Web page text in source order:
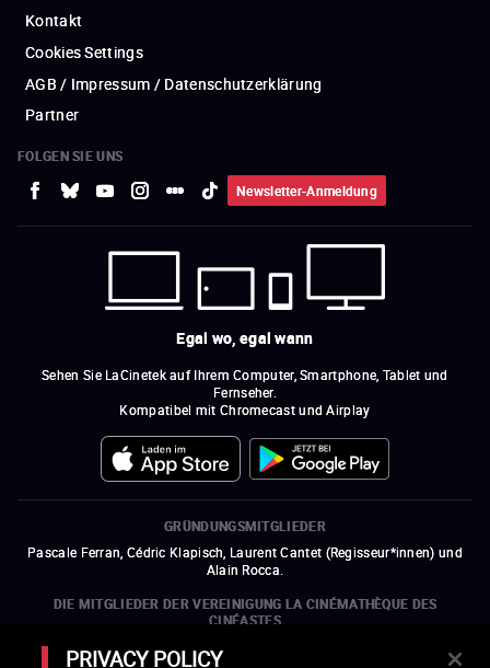
Kontakt
Cookies Settings
AGB / Impressum / Datenschutzerklärung
Partner
FOLGEN SIE UNS
Newsletter-Anmeldung
Egal wo, egal wann
Sehen Sie LaCinetek auf Ihrem Computer, Smartphone, Tablet und
Fernseher.
Kompatibel mit Chromecast und Airplay
GRÜNDUNGSMITGLIEDER
Pascale Ferran, Cédric Klapisch, Laurent Cantet (Regisseur*innen) und
Alain Rocca.
DIE MITGLIEDER DER VEREINIGUNG LA CINÉMATHÈQUE DES
CINÉASTES
Olivier Assayas, Bertrand Bonello, Michel Hazanavicius (Repräsentant der
ARP), Rebecca Zlotowski und Mikael Buch (Repräsentant der SRF)
PRIVACY POLICY